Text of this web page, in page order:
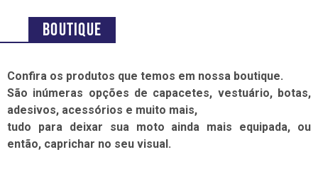
Boutique
Confira os produtos que temos em nossa boutique.
São inúmeras opções de capacetes, vestuário, botas,
adesivos, acessórios e muito mais,
tudo para deixar sua moto ainda mais equipada, ou
então, caprichar no seu visual.